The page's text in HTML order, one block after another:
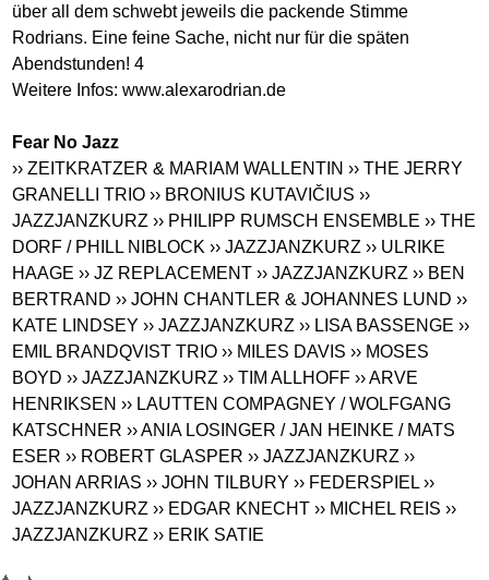
über all dem schwebt jeweils die packende Stimme
Rodrians. Eine feine Sache, nicht nur für die späten
Abendstunden! 4
Weitere Infos:www.alexarodrian.de
Fear No Jazz
›› ZEITKRATZER & MARIAM WALLENTIN ›› THE JERRY
GRANELLI TRIO ›› BRONIUS KUTAVIČIUS ››
JAZZJANZKURZ ›› PHILIPP RUMSCH ENSEMBLE›› THE
DORF / PHILL NIBLOCK ›› JAZZJANZKURZ ›› ULRIKE
HAAGE ›› JZ REPLACEMENT ›› JAZZJANZKURZ ›› BEN
BERTRAND ›› JOHN CHANTLER & JOHANNES LUND ››
KATE LINDSEY ›› JAZZJANZKURZ ›› LISA BASSENGE ››
EMIL BRANDQVIST TRIO ›› MILES DAVIS ›› MOSES
BOYD ›› JAZZJANZKURZ ›› TIM ALLHOFF ›› ARVE
HENRIKSEN ›› LAUTTEN COMPAGNEY / WOLFGANG
KATSCHNER ›› ANIA LOSINGER / JAN HEINKE / MATS
ESER ›› ROBERT GLASPER ›› JAZZJANZKURZ ››
JOHAN ARRIAS ›› JOHN TILBURY ›› FEDERSPIEL ››
JAZZJANZKURZ ›› EDGAR KNECHT ›› MICHEL REIS ››
JAZZJANZKURZ ›› ERIK SATIE